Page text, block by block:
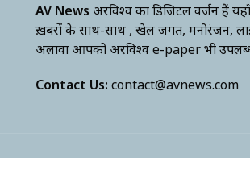
AV News अक्षरविश्व का डिजिटल वर्जन
ख़बरों के साथ-साथ , खेल जगत, मनोरंजन,
अलावा आपको अक्षरविश्व e-paper भी
Contact Us: contact@avnews.com